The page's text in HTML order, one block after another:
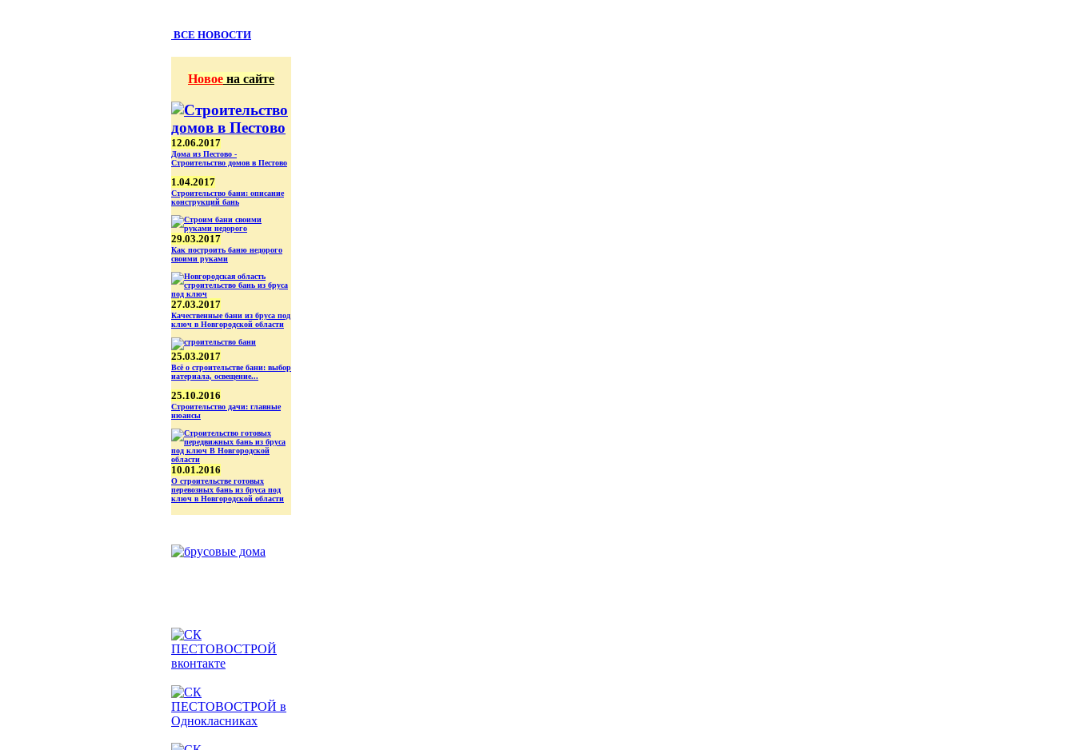
ВСЕ НОВОСТИ
Новое на сайте
12.06.2017
Дома из Пестово -
Строительство домов в Пестово
1.04.2017
Строительство бани: описание
конструкций бань
29.03.2017
Как построить баню недорого
своими руками
27.03.2017
Качественные бани из бруса под
ключ в Новгородской области
25.03.2017
Всё о строительстве бани: выбор
иатериала, освещение...
25.10.2016
Строительство дачи: главные
нюансы
10.01.2016
О строительстве готовых
перевозных бань из бруса под
ключ в Новгородской области